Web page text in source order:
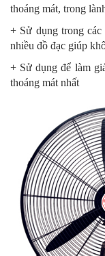
thoáng mát, trong
+ Sử dụng trong
nhiều đồ đạc giúp
+ Sử dụng để làm
thoáng mát nhất